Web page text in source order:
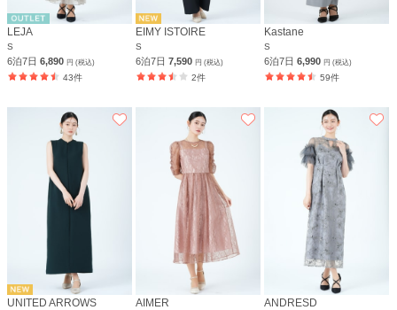
LEJA
S
6泊7日 6,890 円 (税込)
43件
EIMY ISTOIRE
S
6泊7日7,590円 (税込)
2件
Kastane
S
6泊7日6,990円 (税込)
59件
UNITED ARROWS AIMER ANDRESD